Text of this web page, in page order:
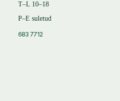
T–L 10–18
P–E suletud
683 7712